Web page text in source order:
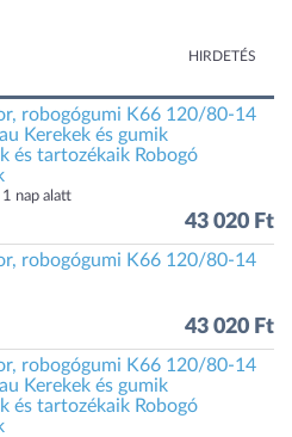
HIRDETÉS
robogógumi K66 120/80-14
Kerekek és gumik
és tartozékaik Robogó
1 nap alatt
43 020 Ft
robogógumi K66 120/80-14
43 020 Ft
robogógumi K66 120/80-14
Kerekek és gumik
és tartozékaik Robogó